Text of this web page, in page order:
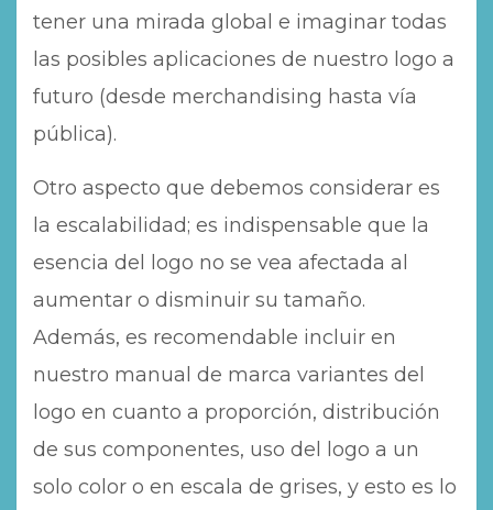
tener una mirada global e imaginar todas
las posibles aplicaciones de nuestro logo a
futuro (desde merchandising hasta vía
pública).
Otro aspecto que debemos considerar es
la escalabilidad; es indispensable que la
esencia del logo no se vea afectada al
aumentar o disminuir su tamaño.
Además, es recomendable incluir en
nuestro manual de marca variantes del
logo en cuanto a proporción, distribución
de sus componentes, uso del logo a un
solo color o en escala de grises, y esto es lo